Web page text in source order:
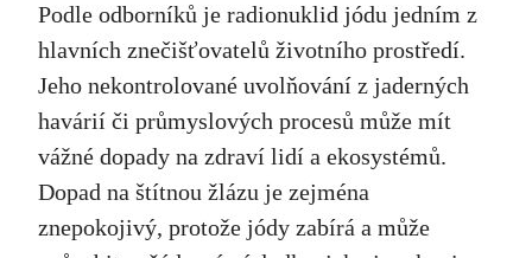
Podle odborníků je radionuklid jódu jedním z
hlavních znečišťovatelů životního prostředí.
Jeho nekontrolované uvolňování z jaderných
havárií či průmyslových procesů může mít
vážné dopady na zdraví lidí a ekosystémů.
Dopad na štítnou žlázu je zejména
znepokojivý, protože jódy zabírá a může